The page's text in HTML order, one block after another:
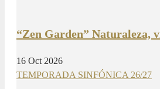
“Zen Garden” Naturaleza,
16 Oct 2026
TEMPORADA SINFÓNICA 26/27